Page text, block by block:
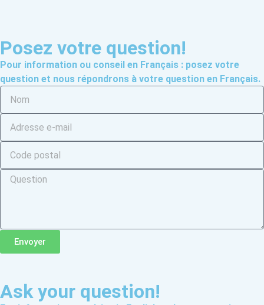
Posez votre question!
Pour information ou conseil en Français : posez votre
question et nous répondrons à votre question en Français.
Envoyer
Ask your question!